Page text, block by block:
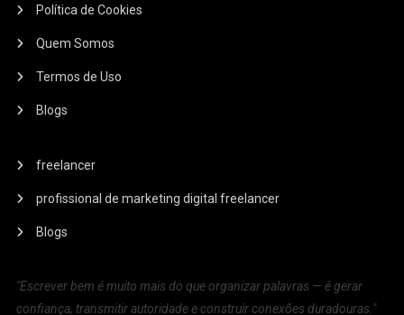
Política de Cookies
Quem Somos
Termos de Uso
Blogs
freelancer
profissional de marketing digital freelancer
Blogs
"Escrever bem é muito mais do que organizar palavras — é gerar
confiança, transmitir autoridade e construir conexões duradouras."